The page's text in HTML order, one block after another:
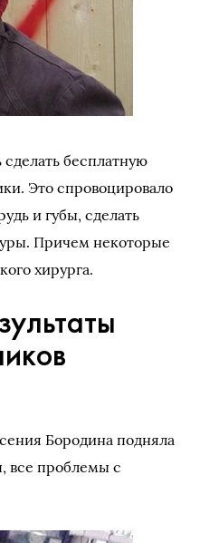
бесплатную
Это спровоцировало
и губы, сделать
Причем некоторые
хирурга.
Бородина подняла
все проблемы с